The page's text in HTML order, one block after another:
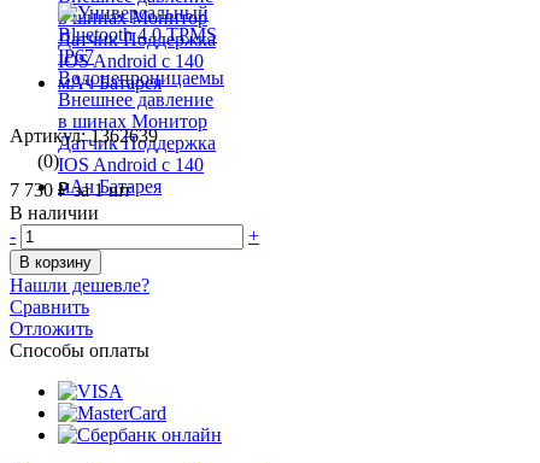
Артикул: 1362639
(0)
7 730 ₽за 1 шт
В наличии
-
+
В корзину
Нашли дешевле?
Сравнить
Отложить
Способы оплаты